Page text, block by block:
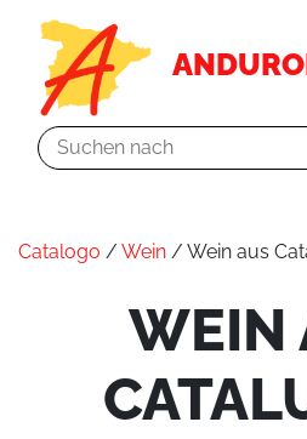
Catalogo / Wein / Wein aus
WEIN